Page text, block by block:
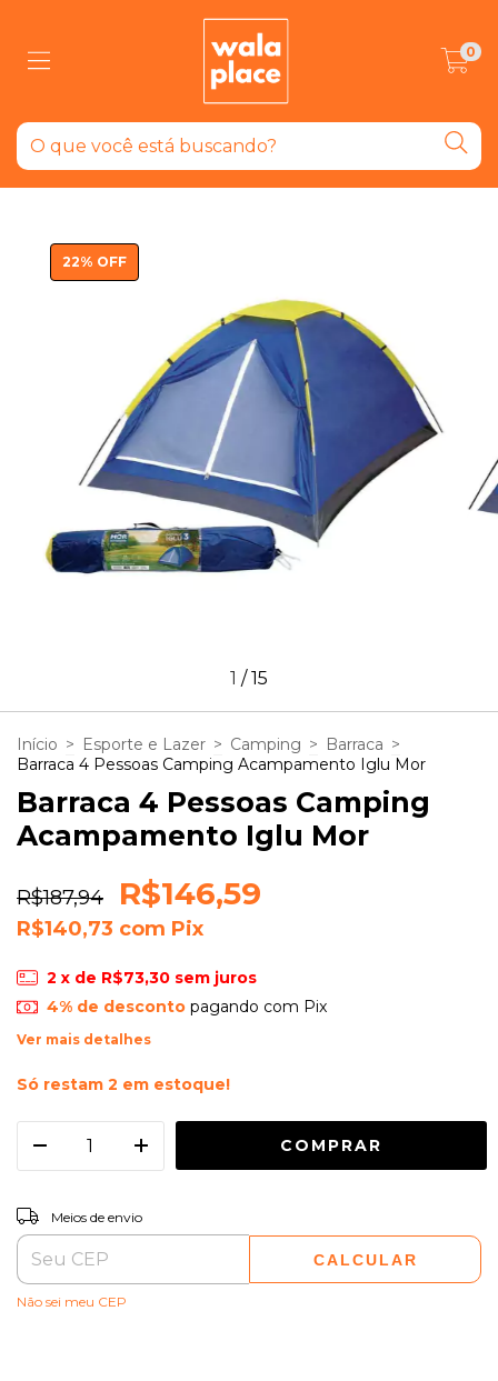
0
22% OFF
1 /15
Início > Esporte e Lazer > Camping > Barraca >
Barraca 4 Pessoas Camping Acampamento Iglu Mor
Barraca 4 Pessoas Camping
Acampamento Iglu Mor
R$187,94 R$146,59
R$140,73 com Pix
2 x de R$73,30 sem juros
4% de descontopagando com Pix
Ver mais detalhes
Só restam 2 em estoque!
Entregas para o CEP:
Meios de envio
CALCULAR
Não sei meu CEP